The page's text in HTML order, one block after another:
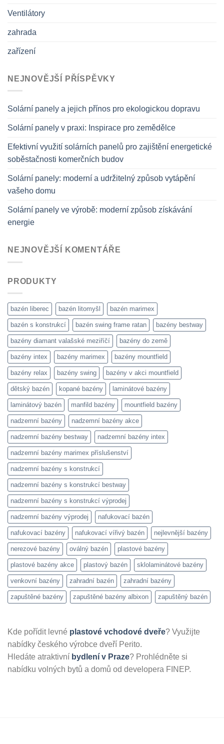
Ventilátory
zahrada
zařízení
NEJNOVĚJŠÍ PŘÍSPĚVKY
Solární panely a jejich přínos pro ekologickou dopravu
Solární panely v praxi: Inspirace pro zemědělce
Efektivní využití solárních panelů pro zajištění energetické
soběstačnosti komerčních budov
Solární panely: moderní a udržitelný způsob vytápění
vašeho domu
Solární panely ve výrobě: moderní způsob získávání
energie
NEJNOVĚJŠÍ KOMENTÁŘE
PRODUKTY
bazén liberec bazén litomyšl bazén marimex
bazén s konstrukcí bazén swing frame ratan bazény bestway
bazény diamant valašské meziříčí bazény do země
bazény intex bazény marimex bazény mountfield
bazény relax bazény swing bazény v akci mountfield
dětský bazén kopané bazény laminátové bazény
laminátový bazén manfild bazény mountfield bazény
nadzemní bazény nadzemní bazény akce
nadzemní bazény bestway nadzemní bazény intex
nadzemní bazény marimex příslušenství
nadzemní bazény s konstrukcí
nadzemní bazény s konstrukcí bestway
nadzemní bazény s konstrukcí výprodej
nadzemní bazény výprodej nafukovací bazén
nafukovací bazény nafukovací vířivý bazén nejlevnější bazény
nerezové bazény oválný bazén plastové bazény
plastové bazény akce plastový bazén sklolaminátové bazény
venkovní bazény zahradní bazén zahradní bazény
zapuštěné bazény zapuštěné bazény albixon zapuštěný bazén
Kde pořídit levné plastové vchodové dveře? Využijte
nabídky českého výrobce dveří Perito.
Hledáte atraktivní bydlení v Praze? Prohlédněte si
nabídku volných bytů a domů od developera FINEP.